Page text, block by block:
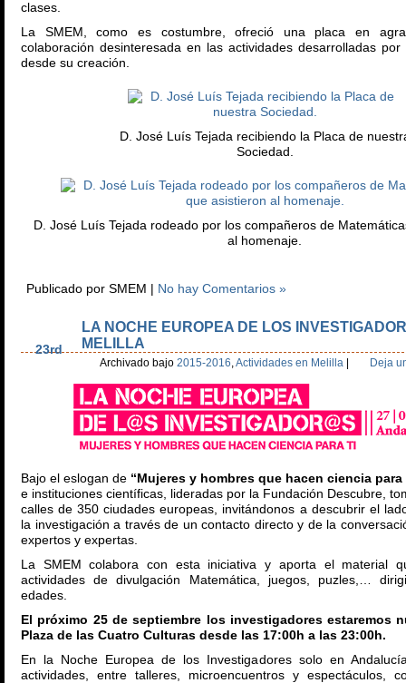
clases.
La SMEM, como es costumbre, ofreció una placa en
colaboración desinteresada en las actividades desarrolladas por
desde su creación.
D. José Luís Tejada recibiendo la Placa de
Sociedad.
D. José Luís Tejada rodeado por los compañeros de
al homenaje.
Publicado por SMEM | No hay Comentarios »
23rd
LA NOCHE EUROPEA DE LOS
MELILLA
Archivado bajo 2015-2016,Actividades en Melilla Deja
Bajo el eslogan de “Mujeres y hombres que hacen ciencia para
e instituciones científicas, lideradas por la Fundación Descubre,
calles de 350 ciudades europeas, invitándonos a descubrir el
la investigación a través de un contacto directo y de la
expertos y expertas.
La SMEM colabora con esta iniciativa y aporta el material
actividades de divulgación Matemática, juegos, puzles,…
edades.
El próximo 25 de septiembre los investigadores estaremos
Plaza de las Cuatro Culturas desde las 17:00h a las 23:00h.
En la Noche Europea de los Investigadores solo en
actividades, entre talleres, microencuentros y espectáculos,